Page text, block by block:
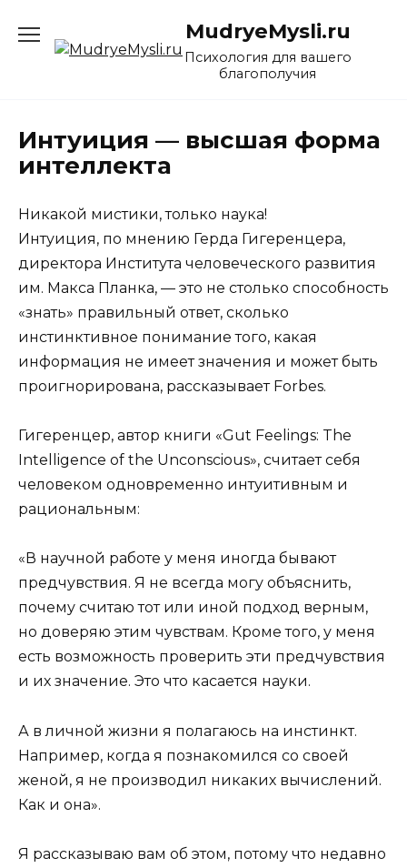
содержанию
MudryeMysli.ru
Психология для вашего
благополучия
Интуиция — высшая форма
интеллекта
Никакой мистики, только наука!
Интуиция, по мнению Герда Гигеренцера,
директора Института человеческого развития
им. Макса Планка, — это не столько способность
«знать» правильный ответ, сколько
инстинктивное понимание того, какая
информация не имеет значения и может быть
проигнорирована, рассказывает Forbes.
Гигеренцер, автор книги «Gut Feelings: The
Intelligence of the Unconscious», считает себя
человеком одновременно интуитивным и
рациональным:
«В научной работе у меня иногда бывают
предчувствия. Я не всегда могу объяснить,
почему считаю тот или иной подход верным,
но доверяю этим чувствам. Кроме того, у меня
есть возможность проверить эти предчувствия
и их значение. Это что касается науки.
А в личной жизни я полагаюсь на инстинкт.
Например, когда я познакомился со своей
женой, я не производил никаких вычислений.
Как и она».
Я рассказываю вам об этом, потому что недавно